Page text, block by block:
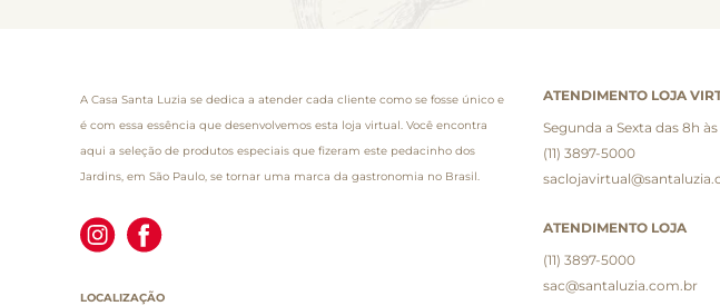
A Casa Santa Luzia se dedica a atender cada cliente como se fosse único e
é com essa essência que desenvolvemos esta loja virtual. Você encontra
aqui a seleção de produtos especiais que fizeram este pedacinho dos
Jardins, em São Paulo, se tornar uma marca da gastronomia no Brasil.
LOCALIZAÇÃO
ATENDIMENTO LOJA
Segunda a Sexta das 8h às
(11) 3897-5000
ATENDIMENTO LOJA
(11) 3897-5000
sac@santaluzia.com.br